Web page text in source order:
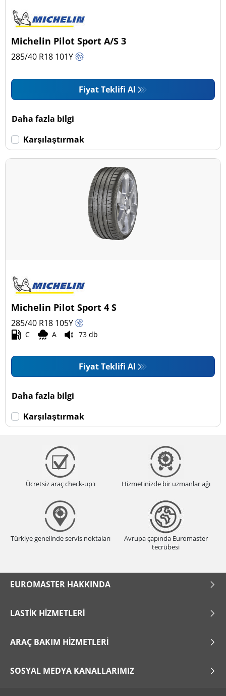
Binek (2)
Run flat (Patlamaz) (0)
Run flat (Patlamaz) değil (2)
Daha fazla seçenek
Michelin Pilot Sport A/S 3
285/40 R18 101Y
Fiyat Teklifi Al
Daha fazla bilgi
Karşılaştırmak
Michelin Pilot Sport 4 S
285/40 R18 105Y
C A 73 db
Fiyat Teklifi Al
Daha fazla bilgi
Karşılaştırmak
Ücretsiz araç check-up'ı Hizmetinizde bir uzmanlar ağı
Türkiye genelinde servis noktaları
Avrupa çapında Euromaster
tecrübesi
EUROMASTER HAKKINDA
LASTIK HIZMETLERI
ARAÇ BAKIM HIZMETLERI
SOSYAL MEDYA KANALLARIMIZ